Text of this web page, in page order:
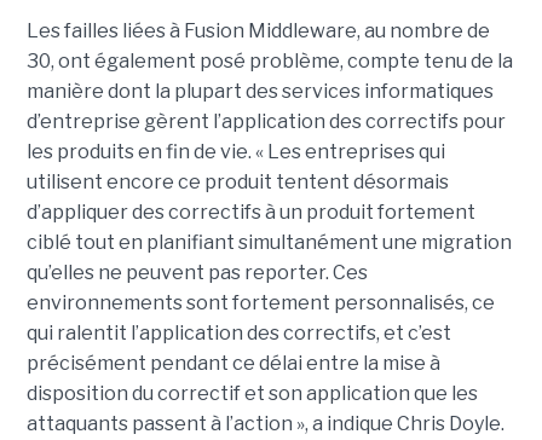
Les failles liées à Fusion Middleware, au nombre de
30, ont également posé problème, compte tenu de la
manière dont la plupart des services informatiques
d’entreprise gèrent l’application des correctifs pour
les produits en fin de vie. « Les entreprises qui
utilisent encore ce produit tentent désormais
d’appliquer des correctifs à un produit fortement
ciblé tout en planifiant simultanément une migration
qu’elles ne peuvent pas reporter. Ces
environnements sont fortement personnalisés, ce
qui ralentit l’application des correctifs, et c’est
précisément pendant ce délai entre la mise à
disposition du correctif et son application que les
attaquants passent à l’action », a indique Chris Doyle.